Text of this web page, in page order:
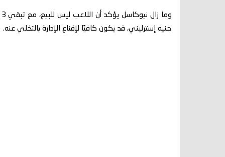
جنيه إسترليني، قد يكون كافيًا لإقناع الإدارة بالتخلي عنه.